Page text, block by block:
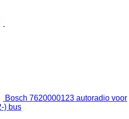
Bosch 7620000123 autoradio voor
) bus